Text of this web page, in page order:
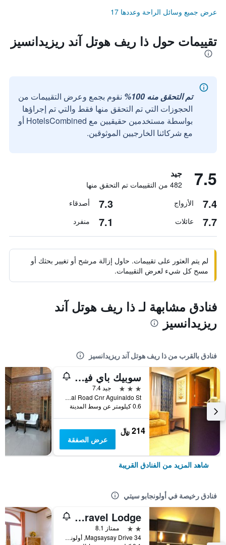
عرض جميع وسائل الراحة وعددها 17
تقييمات حول ذا ريف هوتل آند ريزيدانسيز
تم التحقق منه 100%
نقوم بجمع وعرض التقييمات من
الحجوزات التي تم التحقق منها فقط والتي تم إجراؤها
بواسطة مستخدمين حقيقيين مع HotelsCombined أو
مع شركائنا الخارجيين الموثوقين.
7.5 جيد
482 من التقييمات تم التحقق منها
7.4 الأزواج 7.3 أصدقاء
7.7 عائلات 7.1 منفرد
لم يتم العثور على تقييمات. حاول إزالة مرشح أو تغيير بحثك أو
مسح كل شيء لعرض التقييمات.
فنادق مشابهة لـ ذا ريف هوتل آند
ريزيدانسيز
فنادق بالقرب من ذا ريف هوتل آند ريزيدانسيز
سوبيك باي فينيزيا هوتل
3 نجوم
جيد 7.4
Bldg 675, Canal Road Cnr Aguinaldo St., أولونجابو سيتي, الفلبين
0.6 كيلومتر عن وسط المدينة
214 ﷼
عرض الصفقة
شاهد المزيد من الفنادق القريبة
فنادق رخيصة في أولونجابو سيتي
Olongapo Travel Lodge
2 نجمتين
ممتاز 8.1
34 Magsaysay Drive, أولونجابو سيتي, الفلبين